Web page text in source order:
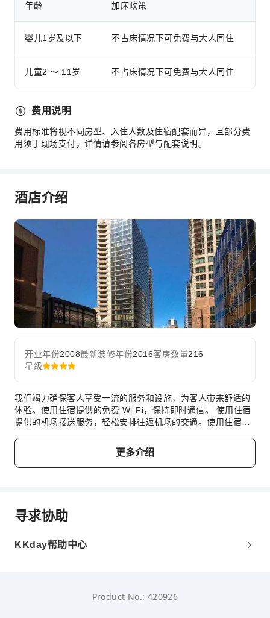
前台服务
行李寄存
前台贵重物品保险柜
24小时前台
安全与安保
急救包
安保人员
无障碍设施服务
无障碍通道
无障碍设施
年龄 加床政策
婴儿1岁及以下 不占床情况下可免费与大人同住
儿童2 ～ 11岁 不占床情况下可免费与大人同住
费用说明
费用标准将视不同房型、入住人数及住宿配套而异，且部分费
用须于现场支付，详情请参阅各房型与配套说明。
酒店介绍
开业年份2008最新装修年份2016客房数量216
星级
我们竭力确保客人享受一流的服务和设施，为客人带来舒适的
体验。使用住宿提供的免费 Wi-Fi，保持即时通信。 使用住宿
提供的机场接送服务，轻松安排往返机场的交通。使用住宿提
供的停车设施。前台的接待团队将为您提供礼宾服务等便利服
务。 住宿提供洗衣服务，对于长住客人或在您有需要时，可确
保您喜爱的旅行衣物清新可穿。提供客房送餐服务等房内设
客房均配备便利的设施，确保您享受舒适的入住体验。部分客
房提供空调或寝具用品，以为您提供便利，从而提升您的住宿
素，例如独立的客厅甚至阳台或露台。在特定客房中，客人可
的众多活动。 您可以前往水疗设施放松身心，获得舒缓的体
更多介绍
寻求协助
KKday帮助中心
Product No.: 420926